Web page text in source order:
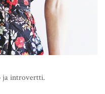
ja introvertti.